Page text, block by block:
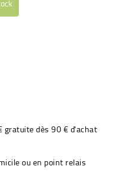
dès 90 € d'achat
ou en point relais